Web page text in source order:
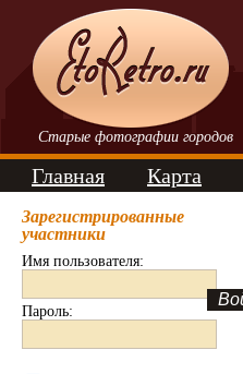
Старые фотографии городов
Главная Карта
Зарегистрированные
участники
Имя пользователя:
Пароль: